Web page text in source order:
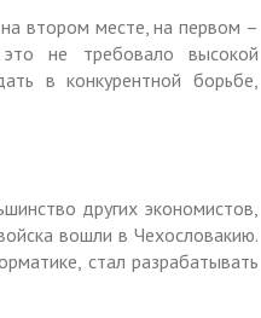
втором месте, на первом –
не требовало высокой
в конкурентной борьбе,
других экономистов,
вошли в Чехословакию.
стал разрабатывать